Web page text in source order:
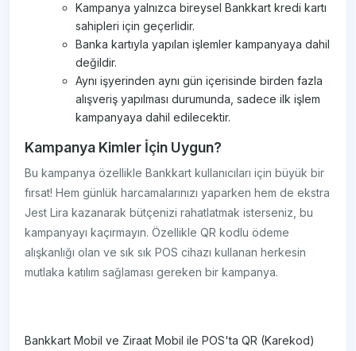
Kampanya yalnızca bireysel Bankkart kredi kartı
sahipleri için geçerlidir.
Banka kartıyla yapılan işlemler kampanyaya dahil
değildir.
Aynı işyerinden aynı gün içerisinde birden fazla
alışveriş yapılması durumunda, sadece ilk işlem
kampanyaya dahil edilecektir.
Kampanya Kimler İçin Uygun?
Bu kampanya özellikle Bankkart kullanıcıları için büyük bir
fırsat! Hem günlük harcamalarınızı yaparken hem de ekstra
Jest Lira kazanarak bütçenizi rahatlatmak isterseniz, bu
kampanyayı kaçırmayın. Özellikle QR kodlu ödeme
alışkanlığı olan ve sık sık POS cihazı kullanan herkesin
mutlaka katılım sağlaması gereken bir kampanya.
Bankkart Mobil ve Ziraat Mobil ile POS'ta QR (Karekod)